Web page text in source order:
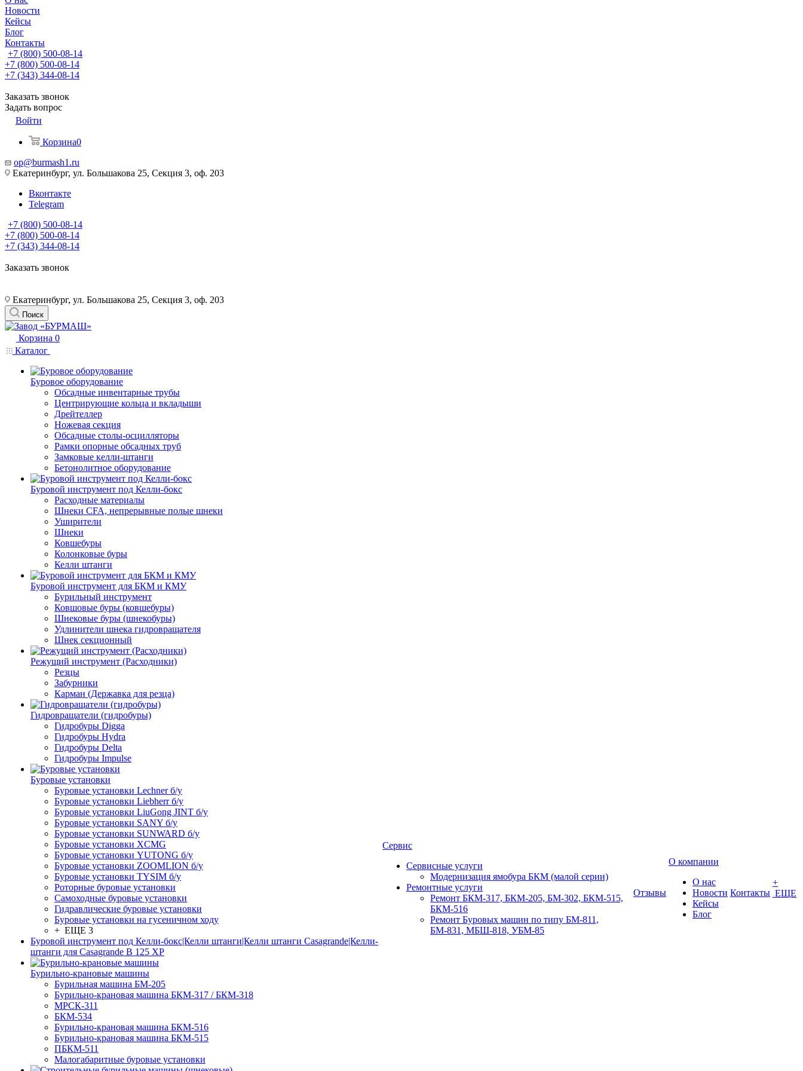
Новости
Кейсы
Блог
Контакты
+7 (800) 500-08-14
+7 (800) 500-08-14
+7 (343) 344-08-14
Заказать звонок
Задать вопрос
Войти
Корзина0
op@burmash1.ru
Екатеринбург, ул. Большакова 25, Секция 3, оф. 203
Вконтакте
Telegram
+7 (800) 500-08-14
+7 (800) 500-08-14
+7 (343) 344-08-14
Заказать звонок
Екатеринбург, ул. Большакова 25, Секция 3, оф. 203
Поиск
Корзина 0
Каталог
Буровое оборудование
Обсадные инвентарные трубы
Центрирующие кольца и вкладыши
Дрейтеллер
Ножевая секция
Обсадные столы-осцилляторы
Рамки опорные обсадных труб
Замковые келли-штанги
Бетонолитное оборудование
Буровой инструмент под Келли-бокс
Расходные материалы
Шнеки CFA, непрерывные полые шнеки
Уширители
Шнеки
Ковшебуры
Колонковые буры
Келли штанги
Буровой инструмент для БКМ и КМУ
Бурильный инструмент
Ковшовые буры (ковшебуры)
Шнековые буры (шнекобуры)
Удлинители шнека гидровращателя
Шнек секционный
Режущий инструмент (Расходники)
Резцы
Забурники
Карман (Державка для резца)
Гидровращатели (гидробуры)
Гидробуры Digga
Гидробуры Hydra
Гидробуры Delta
Гидробуры Impulse
Буровые установки
Буровые установки Lechner б/у
Буровые установки Liebherr б/у
Буровые установки LiuGong JINT б/у
Буровые установки SANY б/у
Буровые установки SUNWARD б/у
Буровые установки XCMG
Буровые установки YUTONG б/у
Буровые установки ZOOMLION б/у
Буровые установки TYSIM б/у
Роторные буровые установки
Самоходные буровые установки
Гидравлические буровые установки
Буровые установки на гусеничном ходу
+ ЕЩЕ 3
Буровой инструмент под Келли-бокс|Келли штанги|Келли штанги Casagrande|Келли-
штанги для Casagrande B 125 XP
Бурильно-крановые машины
Бурильная машина БМ-205
Бурильно-крановая машина БКМ-317 / БКМ-318
МРСК-311
БКМ-534
Бурильно-крановая машина БКМ-516
Бурильно-крановая машина БКМ-515
ПБКМ-511
Малогабаритные буровые установки
Сервис
Сервисные услуги
Модернизация ямобура БКМ (малой серии)
Ремонтные услуги
Ремонт БКМ-317, БКМ-205, БМ-302, БКМ-515,
БКМ-516
Ремонт Буровых машин по типу БМ-811,
БМ-831, МБШ-818, УБМ-85
Отзывы
О компании
О нас
Новости
Кейсы
Блог
Контакты
+
ЕЩЕ